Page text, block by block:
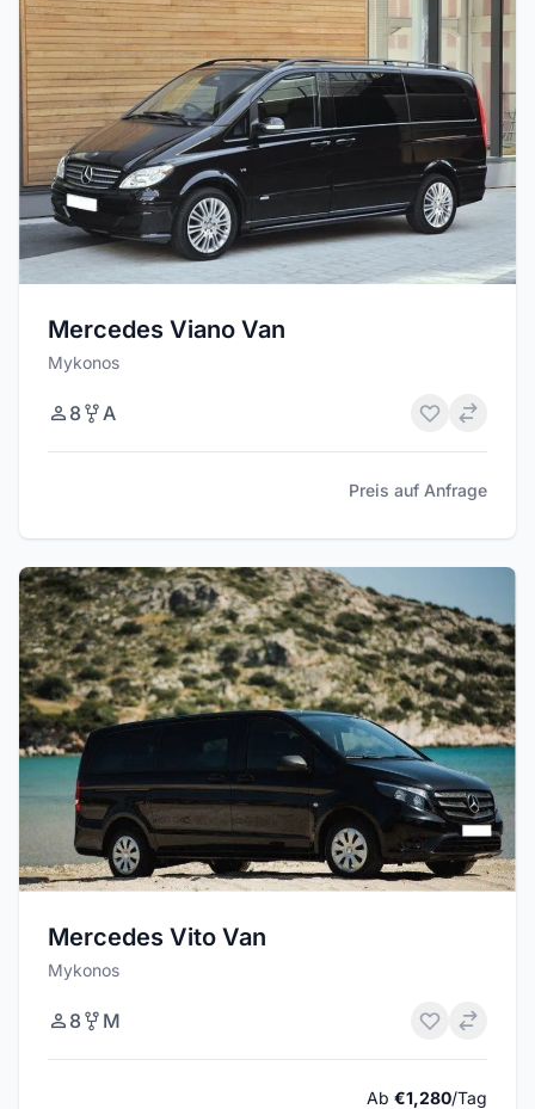
Mercedes Viano Van
Mykonos
8 A
Preis auf Anfrage
Mercedes Vito Van
Mykonos
8 M
Ab €1,280/Tag